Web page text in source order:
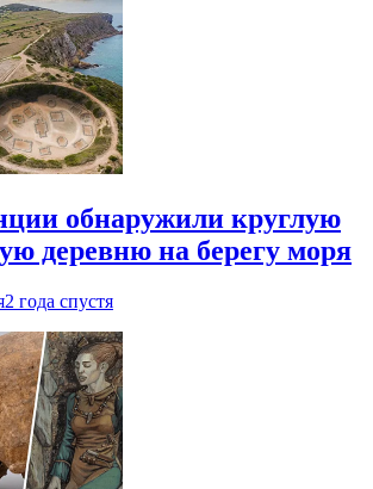
обнаружили круглую
деревню на берегу моря
2 года спустя